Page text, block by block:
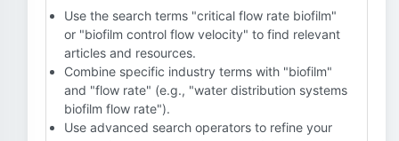
Use the search terms "critical flow rate biofilm"
or "biofilm control flow velocity" to find relevant
articles and resources.
Combine specific industry terms with "biofilm"
and "flow rate" (e.g., "water distribution systems
biofilm flow rate").
Use advanced search operators to refine your